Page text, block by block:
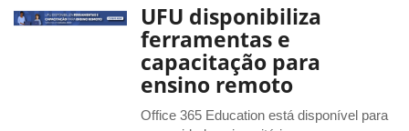
UFU disponibiliza
ferramentas e
capacitação para
ensino remoto
Office 365 Education está disponível para